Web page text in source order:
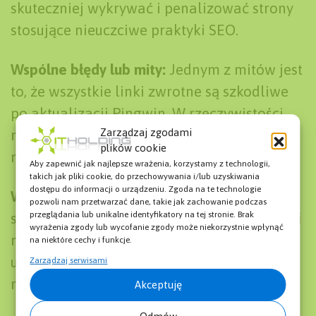
Zarządzaj zgodami
plików cookie
Aby zapewnić jak najlepsze wrażenia, korzystamy z technologii,
takich jak pliki cookie, do przechowywania i/lub uzyskiwania
dostępu do informacji o urządzeniu. Zgoda na te technologie
pozwoli nam przetwarzać dane, takie jak zachowanie podczas
przeglądania lub unikalne identyfikatory na tej stronie. Brak
wyrażenia zgody lub wycofanie zgody może niekorzystnie wpłynąć
na niektóre cechy i funkcje.
Zarządzaj serwisami
Akceptuję
skuteczniej wykrywać i penalizować strony
stosujące nieuczciwe praktyki SEO.
Wspólne błędy lub mity: Jednym z mitów jest
to, że wszystkie linki zwrotne są szkodliwe
po aktualizacji Pingwin. W rzeczywistości,
naturalnie zdobyte, wysokiej jakości linki są
nadal ważnym czynnikiem rankingowym.
Wskazówki i najlepsze praktyki:Zaleca się
skupienie na tworzeniu wartościowej treści i
naturalnym budowaniu profilu linków,
unikając technik, które mogą być uznane za
manipulacyjne przez Google Penguin.